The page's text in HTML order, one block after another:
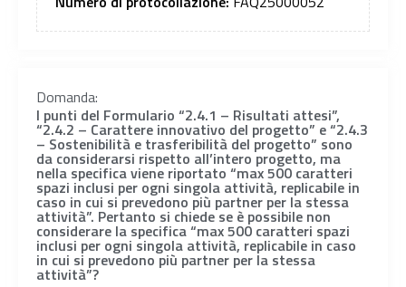
Domanda:
I punti del Formulario “2.4.1 – Risultati attesi”,
“2.4.2 – Carattere innovativo del progetto” e “2.4.3
– Sostenibilità e trasferibilità del progetto” sono
da considerarsi rispetto all’intero progetto, ma
nella specifica viene riportato “max 500 caratteri
spazi inclusi per ogni singola attività, replicabile in
caso in cui si prevedono più partner per la stessa
attività”. Pertanto si chiede se è possibile non
considerare la specifica “max 500 caratteri spazi
inclusi per ogni singola attività, replicabile in caso
in cui si prevedono più partner per la stessa
attività”?